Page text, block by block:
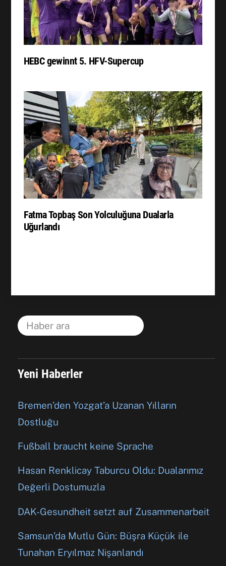
HEBC gewinnt 5. HFV-Supercup
Fatma Topbaş Son Yolculuğuna Dualarla
Uğurlandı
Yeni Haberler
Bremen’den Yozgat’a Uzanan Yılların
Dostluğu
Fußball braucht keine Sprache
Hasan Renklicay Taburcu Oldu: Dualarımız
Değerli Dostumuzla
DAK-Gesundheit setzt auf Zusammenarbeit
Samsun’da Mutlu Gün: Büşra Küçük ile
Tunahan Eryılmaz Nişanlandı